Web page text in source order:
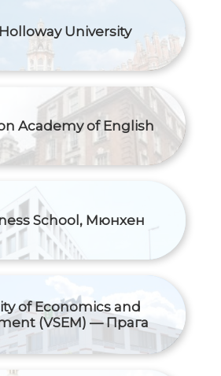
University
Academy of English
School, Мюнхен
of Economics and
(VSEM) — Прага